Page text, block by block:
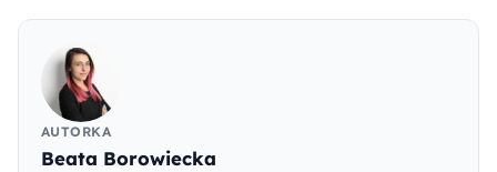
AUTORKA
Beata Borowiecka